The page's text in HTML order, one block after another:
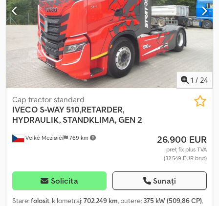
1 / 24
Velké Meziøíèí 769 km
Cap tractor standard
IVECO S-WAY 510,RETARDER,
HYDRAULIK, STANDKLIMA, GEN 2
26.900 EUR
preț fix plus TVA
(32.549 EUR brut)
Solicita Sunați
Stare:folosit, kilometraj:702.249 km, putere: 375 kW (509,86 CP),